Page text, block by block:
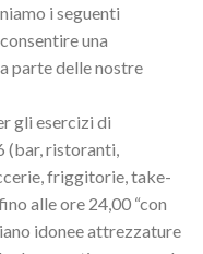
i seguenti
una
parte delle nostre
gli esercizi di
(bar, ristoranti,
friggitorie, take-
alle ore 24,00 “con
idonee attrezzature